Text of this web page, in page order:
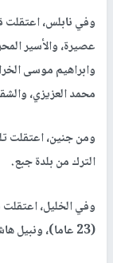
وفي نابلس،
عصيرة، والأسير
وابراهيم موسى
محمد العزيزي،
ومن جنين، اعتقلت
الترك من بلدة جبع.
وفي الخليل، اعتقلت
(23 عاما)، ونبيل هاشم القيسية (24 عاماً) من بلدة الظاهرية.